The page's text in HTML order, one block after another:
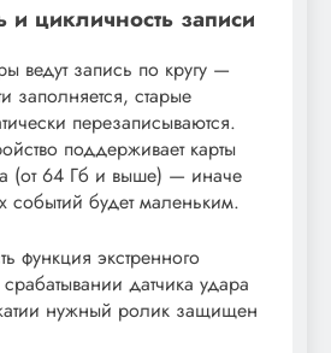
и цикличность записи
ведут запись по кругу —
заполняется, старые
перезаписываются.
поддерживает карты
(от 64 Гб и выше) — иначе
событий будет маленьким.
функция экстренного
датчика удара
нужный ролик защищен